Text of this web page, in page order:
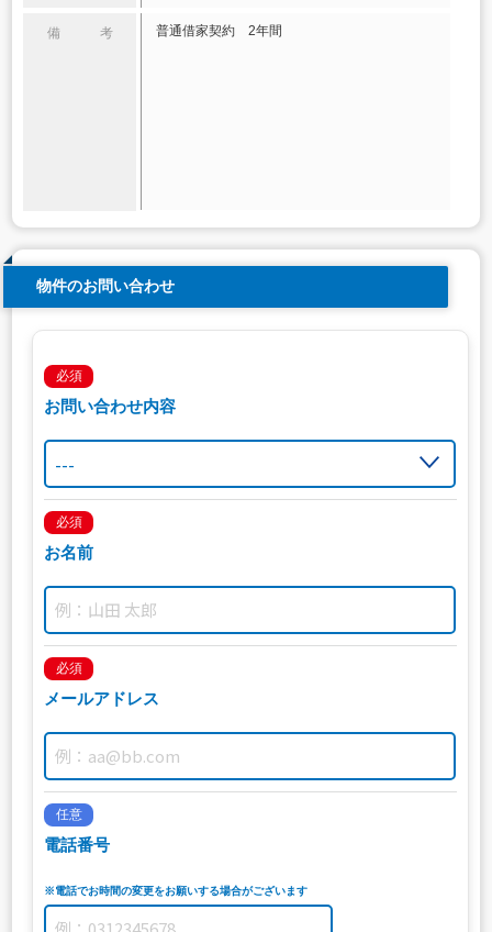
備 考 普通借家契約 2年間
物件のお問い合わせ
必須
お問い合わせ内容
必須
お名前
必須
メールアドレス
任意
電話番号
※電話でお時間の変更をお願いする場合がございます